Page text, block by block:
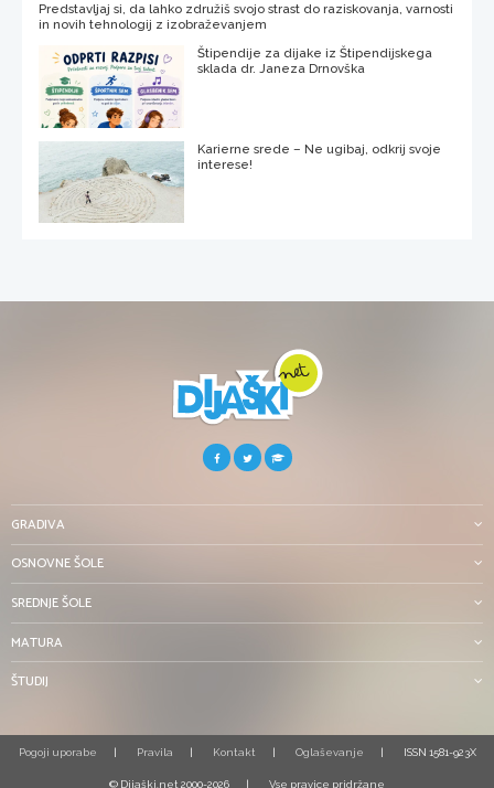
Predstavljaj si, da lahko združiš svojo strast do raziskovanja, varnosti
in novih tehnologij z izobraževanjem
Štipendije za dijake iz Štipendijskega
sklada dr. Janeza Drnovška
Karierne srede – Ne ugibaj, odkrij svoje
interese!
GRADIVA
OSNOVNE ŠOLE
SREDNJE ŠOLE
MATURA
ŠTUDIJ
Pogoji uporabe Pravila Kontakt Oglaševanje ISSN 1581-923X
© Dijaški.net 2000-2026 Vse pravice pridržane